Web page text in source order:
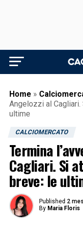
Home »
Angelozzi al Cagliari.
ultime
CALCIOMERCATO
Termina
Cagliari. Si
breve: le
Published 2
By Maria Floris